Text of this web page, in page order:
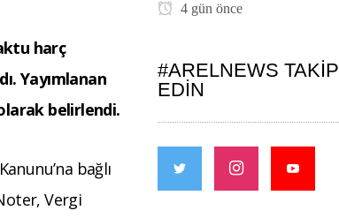
harç
Yayımlanan
belirlendi.
bağlı
Vergi
4 gün önce
#ARELNEWS TAKIP
EDIN